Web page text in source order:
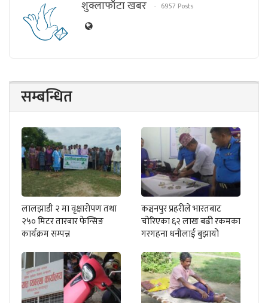
शुक्लाफाँटा खबर 6957 Posts
सम्बन्धित
लालझाडी २ मा वृक्षारोपण तथा
२५० मिटर तारबार फेन्सिङ
कार्यक्रम सम्पन्न
कञ्चनपुर प्रहरीले भारतबाट
चोरिएका ६२ लाख बढी रकमका
गरगहना धनीलाई बुझायो